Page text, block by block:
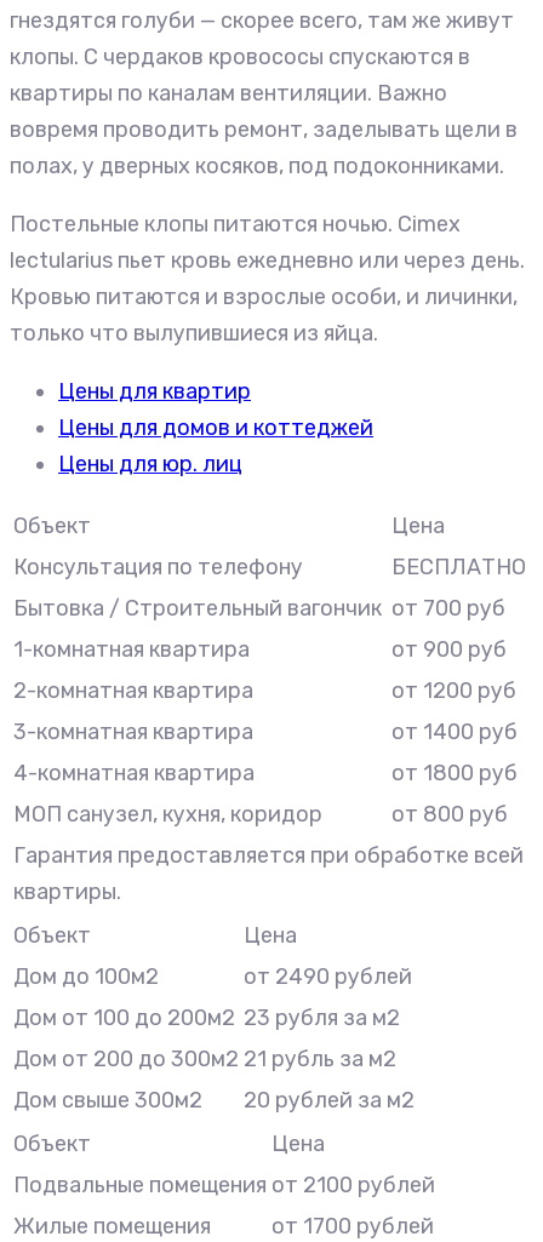
гнездятся голуби — скорее всего, там же живут
клопы. С чердаков кровососы спускаются в
квартиры по каналам вентиляции. Важно
вовремя проводить ремонт, заделывать щели в
полах, у дверных косяков, под подоконниками.
Постельные клопы питаются ночью. Cimex
lectularius пьет кровь ежедневно или через день.
Кровью питаются и взрослые особи, и личинки,
только что вылупившиеся из яйца.
Цены для квартир
Цены для домов и коттеджей
Цены для юр. лиц
Объект
Цена
Консультация по телефону
БЕСПЛАТНО
Бытовка / Строительный вагончик от 700 руб
1-комнатная квартира
от 900 руб
2-комнатная квартира
от 1200 руб
3-комнатная квартира
от 1400 руб
4-комнатная квартира
от 1800 руб
МОП санузел, кухня, коридор
от 800 руб
Гарантия предоставляется при обработке всей
квартиры.
Объект
Цена
Дом до 100м2
от 2490 рублей
Дом от 100 до 200м2 23 рубля за м2
Дом от 200 до 300м2 21 рубль за м2
Дом свыше 300м2
20 рублей за м2
Объект
Цена
Подвальные помещения от 2100 рублей
Жилые помещения
от 1700 рублей